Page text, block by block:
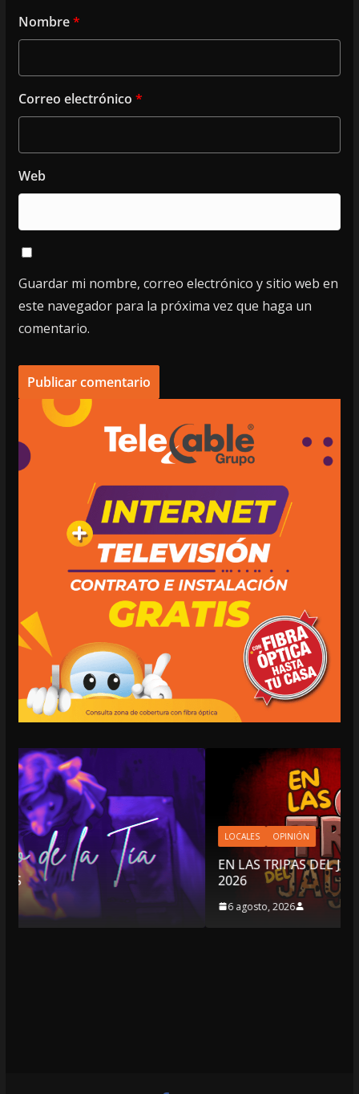
Nombre*
Correo electrónico *
Web
Guardar mi nombre, correo electrónico y sitio web en
este navegador para la próxima vez que haga un
comentario.
LOCALES OPINIÓN
EN LAS TRIPAS DEL JAGUAR: 06 DE
2026
6 agosto, 2026